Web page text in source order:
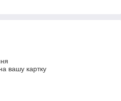
вашу картку